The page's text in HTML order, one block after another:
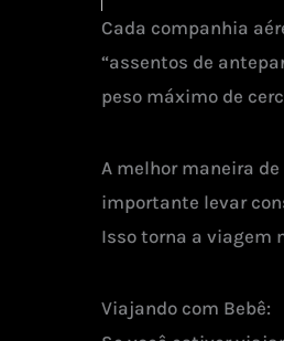
Cada companhia
“assentos de
peso máximo de
A melhor maneira
importante levar
Isso torna a viagem
Viajando com Bebê: